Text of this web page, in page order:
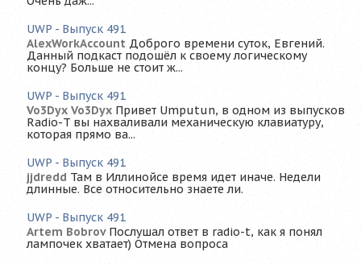
UWP - Выпуск 491
AlexWorkAccount Доброго времени суток, Евгений.
Данный подкаст подошёл к своему логическому
концу? Больше не стоит ж...
UWP - Выпуск 491
Vo3Dyx Vo3Dyx Привет Umputun, в одном из выпусков
Radio-T вы нахваливали механическую клавиатуру,
которая прямо ва...
UWP - Выпуск 491
jjdredd Там в Иллинойсе время идет иначе. Недели
длинные. Все относительно знаете ли.
UWP - Выпуск 491
Artem Bobrov Послушал ответ в radio-t, как я понял
лампочек хватает) Отмена вопроса